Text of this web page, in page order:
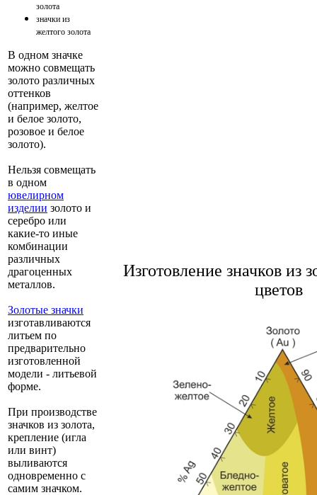
золота
значки из
желтого золота
В одном значке
можно совмещать
золото различных
оттенков
(например, желтое
и белое золото,
розовое и белое
золото).
Нельзя совмещать
в одном
ювелирном
изделии золото и
серебро или
какие-то иные
комбинации
различных
драгоценных
металлов.
Золотые значки
изготавливаются
литьем по
предварительно
изготовленной
модели - литьевой
форме.
При производстве
значков из золота,
крепление (игла
или винт)
выливаются
одновременно с
самим значком.
Изготовление значков из
цветов